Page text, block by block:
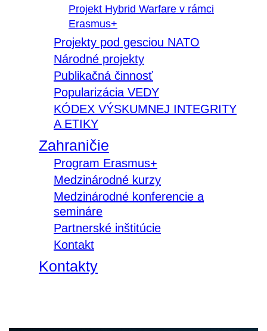
Projekt Hybrid Warfare v rámci
Erasmus+
Projekty pod gesciou NATO
Národné projekty
Publikačná činnosť
Popularizácia VEDY
KÓDEX VÝSKUMNEJ INTEGRITY
A ETIKY
Zahraničie
Program Erasmus+
Medzinárodné kurzy
Medzinárodné konferencie a
semináre
Partnerské inštitúcie
Kontakt
Kontakty